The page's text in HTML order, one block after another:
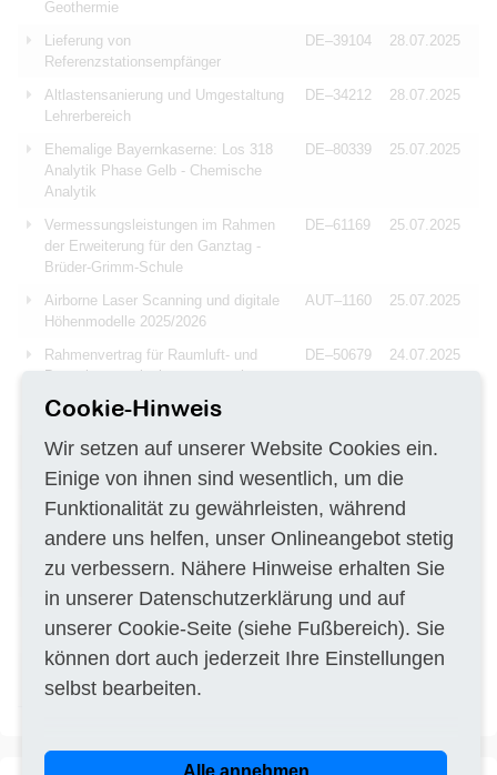
Geothermie
Lieferung von
Referenzstationsempfänger
DE–39104 28.07.2025
Altlastensanierung und Umgestaltung
Lehrerbereich
DE–34212 28.07.2025
Ehemalige Bayernkaserne: Los 318
Analytik Phase Gelb - Chemische
Analytik
DE–80339 25.07.2025
Vermessungsleistungen im Rahmen
der Erweiterung für den Ganztag -
Brüder-Grimm-Schule
DE–61169 25.07.2025
Airborne Laser Scanning und digitale
Höhenmodelle 2025/2026
AUT–1160 25.07.2025
Rahmenvertrag für Raumluft- und
Deponiegasemissionsuntersuchungen
(FID) auf Altlastenflächen 2025 bis
2028
DE–50679 24.07.2025
Maßnahmenkatalog / GIS-gestützte
Analyse für Hotspots
DE–64521 24.07.2025
Herstellung von 20 Stück Duplex-
Erdwärmesonden
DE–91074 24.07.2025
Durchführung einer Archäologischen
DE–63452 24.07.2025
und Erweiterungen
DE–26603
Ausführung von
Baugrunduntersuchungen
DE–61231 24.07.2025
Cookie-Hinweis
Wir setzen auf unserer Website Cookies ein.
Einige von ihnen sind wesentlich, um die
Funktionalität zu gewährleisten, während
andere uns helfen, unser Onlineangebot stetig
zu verbessern. Nähere Hinweise erhalten Sie
in unserer Datenschutzerklärung und auf
unserer Cookie-Seite (siehe Fußbereich). Sie
können dort auch jederzeit Ihre Einstellungen
selbst bearbeiten.
Alle annehmen